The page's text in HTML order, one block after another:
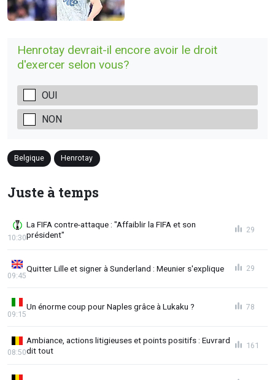
Henrotay devrait-il encore avoir le droit
d'exercer selon vous?
OUI
NON
Belgique Henrotay
Juste à temps
La FIFA contre-attaque : "Affaiblir la FIFA et son
président"
10:30
29
Quitter Lille et signer à Sunderland : Meunier s'explique
09:45
29
Un énorme coup pour Naples grâce à Lukaku ?
09:15
78
Ambiance, actions litigieuses et points positifs : Euvrard
dit tout
08:50
161